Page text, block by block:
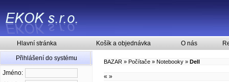
Hlavní stránka Košík a objednávka O nás
Přihlášení do systému
Jméno:
BAZAR » Počítače » Notebooky » Dell
« »